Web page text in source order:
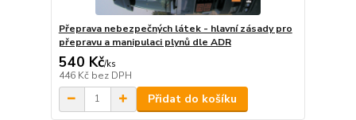
Přeprava nebezpečných látek - hlavní zásady pro
přepravu a manipulaci plynů dle ADR
540 Kč/ks
446 Kč bez DPH
Přidat do košíku